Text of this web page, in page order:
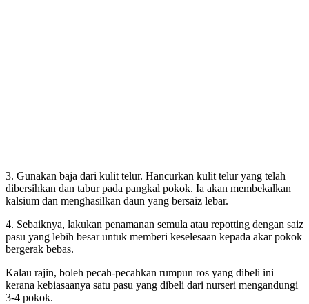
3. Gunakan baja dari kulit telur. Hancurkan kulit telur yang telah
dibersihkan dan tabur pada pangkal pokok. Ia akan membekalkan
kalsium dan menghasilkan daun yang bersaiz lebar.
4. Sebaiknya, lakukan penamanan semula atau repotting dengan saiz
pasu yang lebih besar untuk memberi keselesaan kepada akar pokok
bergerak bebas.
Kalau rajin, boleh pecah-pecahkan rumpun ros yang dibeli ini
kerana kebiasaanya satu pasu yang dibeli dari nurseri mengandungi
3-4 pokok.